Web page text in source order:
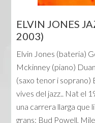
ELVIN JONES
2003)
Elvin Jones (bateria)
Mckinney (piano)
(saxo tenor i soprano)
vives del jazz.. Nat el
una carrera llarga que
grans: Bud Powell,